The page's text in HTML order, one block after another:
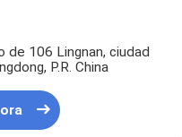
de 106 Lingnan, ciudad
P.R. China